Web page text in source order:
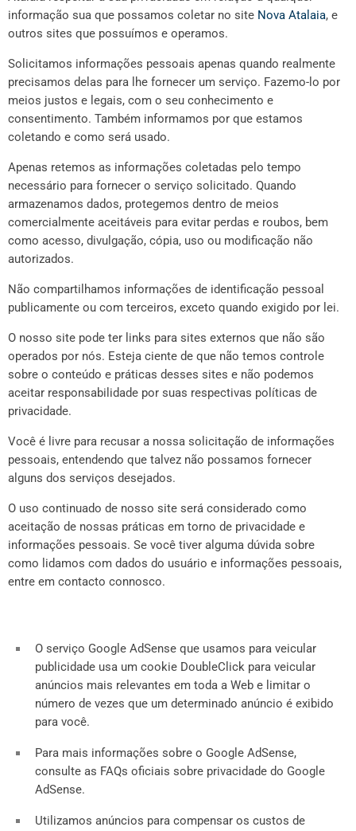
informação sua que possamos coletar no site Nova Atalaia, e
outros sites que possuímos e operamos.
Solicitamos informações pessoais apenas quando realmente
precisamos delas para lhe fornecer um serviço. Fazemo-lo por
meios justos e legais, com o seu conhecimento e
consentimento. Também informamos por que estamos
coletando e como será usado.
Apenas retemos as informações coletadas pelo tempo
necessário para fornecer o serviço solicitado. Quando
armazenamos dados, protegemos dentro de meios
comercialmente aceitáveis ​​para evitar perdas e roubos, bem
como acesso, divulgação, cópia, uso ou modificação não
autorizados.
Não compartilhamos informações de identificação pessoal
publicamente ou com terceiros, exceto quando exigido por lei.
O nosso site pode ter links para sites externos que não são
operados por nós. Esteja ciente de que não temos controle
sobre o conteúdo e práticas desses sites e não podemos
aceitar responsabilidade por suas respectivas políticas de
privacidade.
Você é livre para recusar a nossa solicitação de informações
pessoais, entendendo que talvez não possamos fornecer
alguns dos serviços desejados.
O uso continuado de nosso site será considerado como
aceitação de nossas práticas em torno de privacidade e
informações pessoais. Se você tiver alguma dúvida sobre
como lidamos com dados do usuário e informações pessoais,
entre em contacto connosco.
O serviço Google AdSense que usamos para veicular
publicidade usa um cookie DoubleClick para veicular
anúncios mais relevantes em toda a Web e limitar o
número de vezes que um determinado anúncio é exibido
para você.
Para mais informações sobre o Google AdSense,
consulte as FAQs oficiais sobre privacidade do Google
AdSense.
Utilizamos anúncios para compensar os custos de